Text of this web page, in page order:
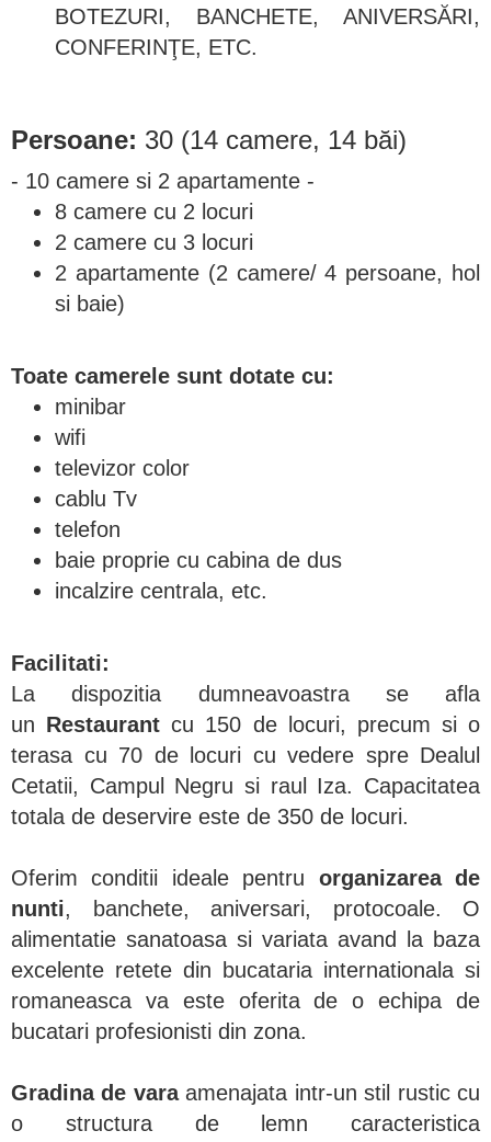
BOTEZURI, BANCHETE, ANIVERSĂRI,
CONFERINŢE, ETC.
Persoane: 30 (14 camere, 14 băi)
- 10 camere si 2 apartamente -
8 camere cu 2 locuri
2 camere cu 3 locuri
2 apartamente (2 camere/ 4 persoane, hol
si baie)
Toate camerele sunt dotate cu:
minibar
wifi
televizor color
cablu Tv
telefon
baie proprie cu cabina de dus
incalzire centrala, etc.
Facilitati:
La dispozitia dumneavoastra se afla
un Restaurant cu 150 de locuri, precum si o
terasa cu 70 de locuri cu vedere spre Dealul
Cetatii, Campul Negru si raul Iza. Capacitatea
totala de deservire este de 350 de locuri.
Oferim conditii ideale pentru organizarea de
nunti, banchete, aniversari, protocoale. O
alimentatie sanatoasa si variata avand la baza
excelente retete din bucataria internationala si
romaneasca va este oferita de o echipa de
bucatari profesionisti din zona.
Gradina de varaamenajata intr-un stil rustic cu
o structura de lemn caracteristica